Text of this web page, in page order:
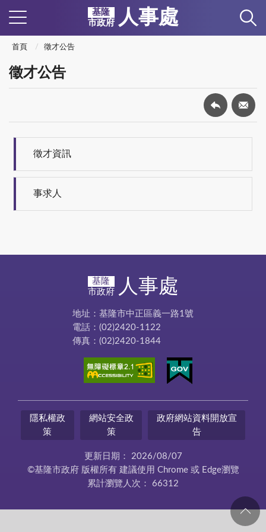
基隆
市政府
人事處
首頁 徵才公告
徵才公告
徵才資訊
事求人
基隆
市政府
人事處
地址：基隆市中正區義一路1號
電話：(02)2420-1122
傳真：(02)2420-1844
隱私權政
策
網站安全政
策
政府網站資料開放宣
告
更新日期： 2026/08/07
©基隆市政府 版權所有 建議使用 Chrome 或 Edge瀏覽
累計瀏覽人次： 66312